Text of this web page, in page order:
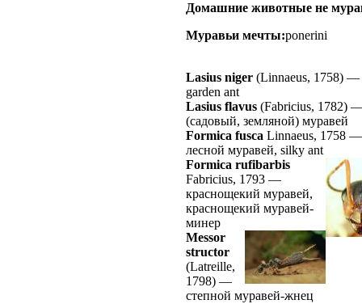
Домашние животные не
Муравьи мечты:ponerini
Lasius niger (Linnaeus, 1758) —
garden ant
Lasius flavus (Fabricius, 1782)
(садовый, земляной) муравей
Formica fusca Linnaeus, 1758
лесной муравей, silky ant
Formica rufibarbis
Fabricius, 1793 —
краснощекий муравей,
краснощекий муравей-
минер
Messor
structor
(Latreille,
1798) —
степной муравей-жнец